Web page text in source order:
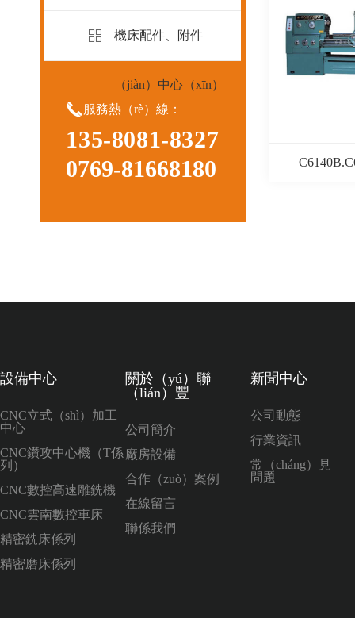
機床配件、附件
（jiàn）中心（xīn）
服務熱（rè）線：
135-8081-8327
0769-81668180
設備中心
CNC立式（shì）加工
中心
CNC鑽攻中心機（T係
列）
CNC數控高速雕銑機
CNC雲南數控車床
精密銑床係列
精密磨床係列
關於（yú）聯
（lián）豐
公司簡介
廠房設備
合作（zuò）案例
在線留言
聯係我們
新聞中心
公司動態
行業資訊
常（cháng）見
問題